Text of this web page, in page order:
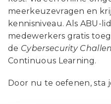
meerkeuzevragen en
kennisniveau. Als ABU-
medewerkers gratis
de Cybersecurity
Continuous Learning.
Door nu te oefenen, sta